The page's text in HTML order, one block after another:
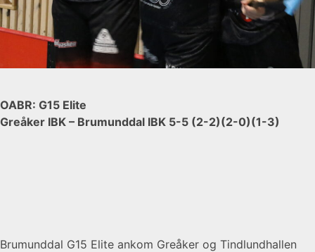
OABR: G15 Elite
Greåker IBK – Brumunddal IBK 5-5 (2-2)(2-0)(1-3)
Brumunddal G15 Elite ankom Greåker og Tindlundhallen